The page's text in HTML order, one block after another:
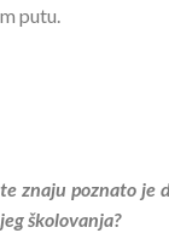
putu.
znaju poznato
školovanja?